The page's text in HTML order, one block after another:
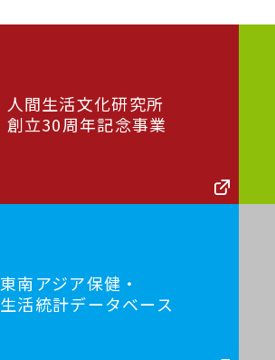
人間生活文化研究所
創立30周年記念事業
東南アジア保健・
生活統計データベース